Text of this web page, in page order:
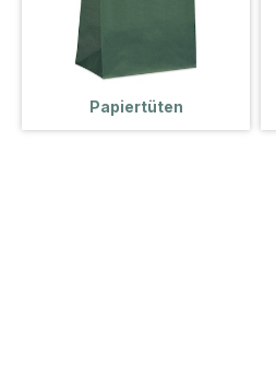
Papiertüten